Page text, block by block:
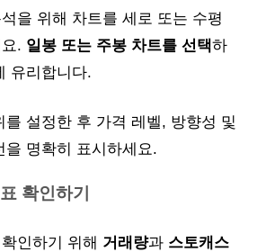
을 위해 차트를 세로 또는 수평
. 일봉 또는 주봉 차트를 선택하
유리합니다.
를 설정한 후 가격 레벨, 방향성 및
을 명확히 표시하세요.
확인하기
인하기 위해 거래량과 스토캐스